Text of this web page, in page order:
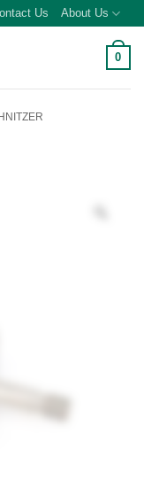
Us About Us
0